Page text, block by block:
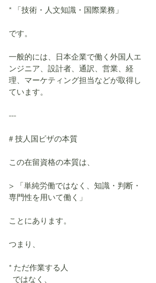
* 「技術・人文知識・国際業務」
です。
一般的には、日本企業で働く外国人エ
ンジニア、設計者、通訳、営業、経
理、マーケティング担当などが取得し
ています。
---
# 技人国ビザの本質
この在留資格の本質は、
> 「単純労働ではなく、知識・判断・
専門性を用いて働く」
ことにあります。
つまり、
* ただ作業する人
  ではなく、